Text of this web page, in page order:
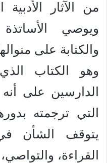
من الآثار الأدبية
ويوصي الأساتذة
والكتابة على
وهو الكتاب
الدارسين على
التي ترجمته
يتوقف الشأن
القراءة،